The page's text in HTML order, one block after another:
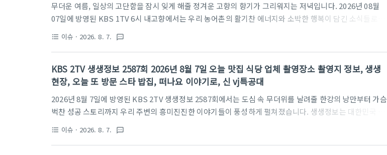
무더운 여름, 일상의 고단함을 잠시 잊게 해줄 정겨운 고향의 향기가 그리워지는 저녁입니다. 2026년 08월
07일에 방영된 KBS 1TV 6시 내고향에서는 우리 농어촌의 활기찬 에너지와 소박한 행복이 담긴 소식들로 가
기를 안방으로 배달해주는 6시 내고향은 오늘도 우리 농어민들의 땀방울이 맺힌 소중한 현장을 조명했습니
팥빙수와 단팥죽부터 경남 김해의 팜스테이, 그리고 충남 서천의 한가로운 낚시터까지, 시청자 여러분의 오
감을 만족시킬 알찬 정보들을 지금부터 하나씩 상세히 소개해 드리겠습니다.6시 내고..
format_list_bulleted 이슈 · 2026. 8. 7. textsms
KBS 2TV 생생정보 2587회 2026년 8월 7일 오늘 맛집 식당 업체 촬영장소 촬영지 정보, 생생
현장, 오늘 또 방문 스타 밥집, 떠나요 이야기로, 신 vj특공대
2026년 8월 7일에 방영된 KBS 2TV 생생정보 2587회에서는 도심 속 무더위를 날려줄 한강의 낭만부터 가슴
벅찬 성공 스토리까지 우리 주변의 흥미진진한 이야기들이 풍성하게 펼쳐졌습니다. 생생정보는 대한민국 구
고 있는데, 오늘 방송에서는 한강의 야간 피서지 정보부터 스타들의 입맛을 사로잡은 맛집, 고창의 숨은 명소
format_list_bulleted 이슈 · 2026. 8. 7. textsms